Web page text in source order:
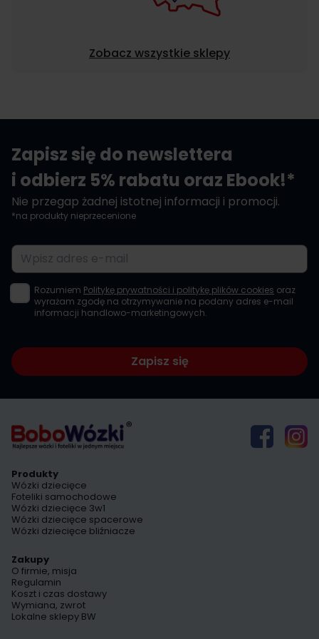
Zobacz wszystkie sklepy
Zapisz się do newslettera
i odbierz 5% rabatu oraz Ebook!*
Nie przegap żadnej istotnej informacji i promocji.
*na produkty nieprzecenione
Adres e-mail
Rozumiem Politykę prywatności i politykę plików cookies oraz
wyrażam zgodę na otrzymywanie na podany adres e-mail
informacji handlowo-marketingowych.
Zapisz się
Produkty
Wózki dziecięce
Foteliki samochodowe
Wózki dziecięce 3w1
Wózki dziecięce spacerowe
Wózki dziecięce bliźniacze
Zakupy
O firmie, misja
Regulamin
Koszt i czas dostawy
Wymiana, zwrot
Lokalne sklepy BW